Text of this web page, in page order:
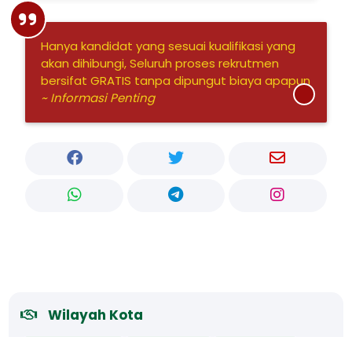
Hanya kandidat yang sesuai kualifikasi yang
akan dihibungi, Seluruh proses rekrutmen
bersifat GRATIS tanpa dipungut biaya apapun
~ Informasi Penting
Wilayah Kota